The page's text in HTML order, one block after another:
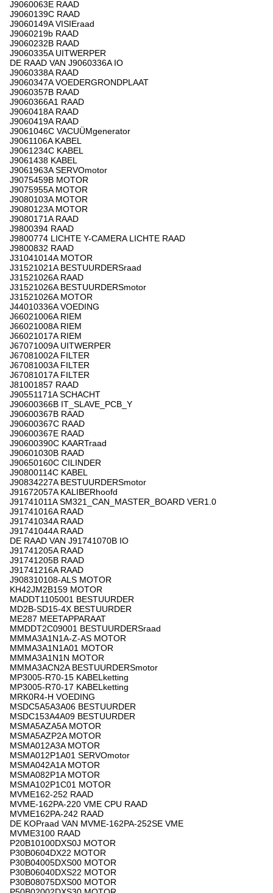
J9060063E RAAD
J9060139C RAAD
J9060149A VISIEraad
J9060219b RAAD
J9060232B RAAD
J9060335A UITWERPER
DE RAAD VAN J9060336A IO
J9060338A RAAD
J9060347A VOEDERGRONDPLAAT
J9060357B RAAD
J9060366A1 RAAD
J9060418A RAAD
J9060419A RAAD
J9061046C VACUÜMgenerator
J9061106A KABEL
J9061234C KABEL
J9061438 KABEL
J9061963A SERVOmotor
J9075459B MOTOR
J9075955A MOTOR
J9080103A MOTOR
J9080123A MOTOR
J9080171A RAAD
J9800394 RAAD
J9800774 LICHTE Y-CAMERA LICHTE RAAD
J9800832 RAAD
J31041014A MOTOR
J31521021A BESTUURDERSraad
J31521026A RAAD
J31521026A BESTUURDERSmotor
J31521026A MOTOR
J44010336A VOEDING
J66021006A RIEM
J66021008A RIEM
J66021017A RIEM
J67071009A UITWERPER
J67081002A FILTER
J67081003A FILTER
J67081017A FILTER
J81001857 RAAD
J90551171A SCHACHT
J90600366B IT_SLAVE_PCB_Y
J90600367B RAAD
J90600367C RAAD
J90600367E RAAD
J90600390C KAARTraad
J90601030B RAAD
J90650160C CILINDER
J90800114C KABEL
J90834227A BESTUURDERSmotor
J91672057A KALIBERhoofd
J91741011A SM321_CAN_MASTER_BOARD VER1.0
J91741016A RAAD
J91741034A RAAD
J91741044A RAAD
DE RAAD VAN J91741070B IO
J91741205A RAAD
J91741205B RAAD
J91741216A RAAD
J908310108-ALS MOTOR
KH42JM2B159 MOTOR
MADDT1105001 BESTUURDER
MD2B-SD15-4X BESTUURDER
ME287 MEETAPPARAAT
MMDDT2C09001 BESTUURDERSraad
MMMA3A1N1A-Z-AS MOTOR
MMMA3A1N1A01 MOTOR
MMMA3A1N1N MOTOR
MMMA3ACN2A BESTUURDERSmotor
MP3005-R70-15 KABELketting
MP3005-R70-17 KABELketting
MRK0R4-H VOEDING
MSDC5A5A3A06 BESTUURDER
MSDC153A4A09 BESTUURDER
MSMA5AZA5A MOTOR
MSMA5AZP2A MOTOR
MSMA012A3A MOTOR
MSMA012P1A01 SERVOmotor
MSMA042A1A MOTOR
MSMA082P1A MOTOR
MSMA102P1C01 MOTOR
MVME162-252 RAAD
MVME-162PA-220 VME CPU RAAD
MVME162PA-242 RAAD
DE KOPraad VAN MVME-162PA-252SE VME
MVME3100 RAAD
P20B10100DXS0J MOTOR
P30B0604DX22 MOTOR
P30B04005DXS00 MOTOR
P30B06040DXS22 MOTOR
P30B08075DXS00 MOTOR